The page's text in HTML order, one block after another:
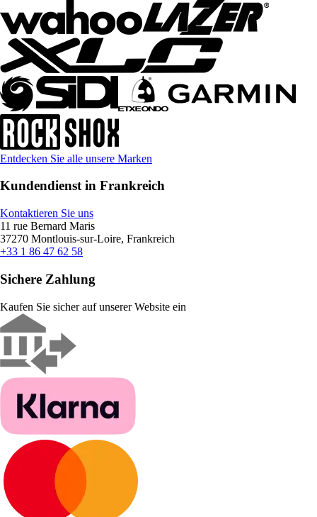
Entdecken Sie alle unsere Marken
Kundendienst in Frankreich
Kontaktieren Sie uns
11 rue Bernard Maris
37270 Montlouis-sur-Loire, Frankreich
+33 1 86 47 62 58
Sichere Zahlung
Kaufen Sie sicher auf unserer Website ein